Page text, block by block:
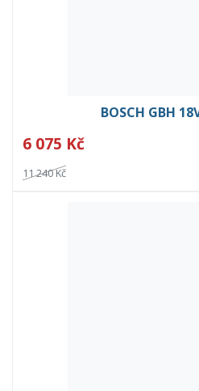
BOSCH GBH
6 075 Kč
11 240 Kč